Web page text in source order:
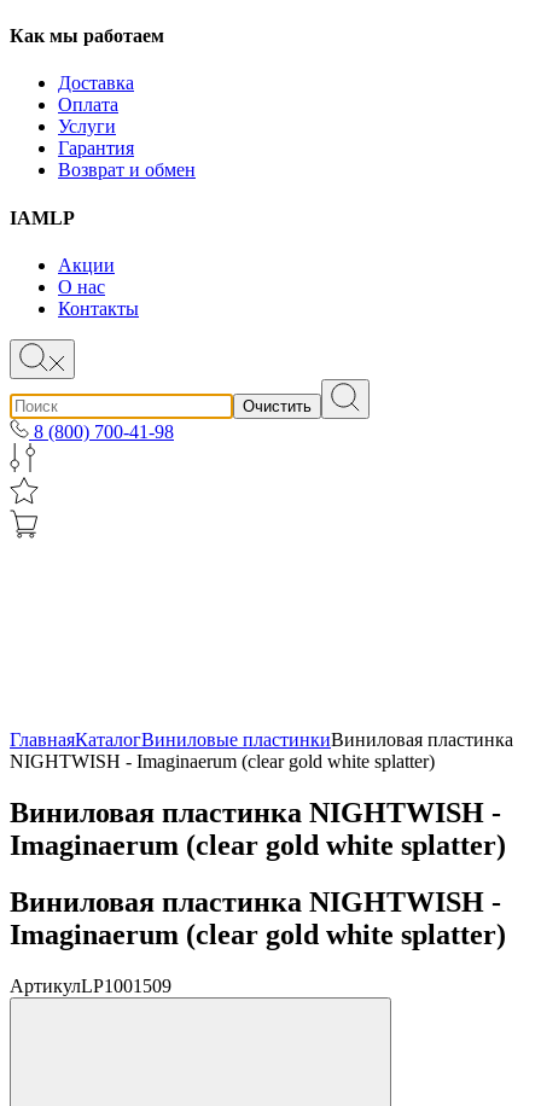
Как мы работаем
Доставка
Оплата
Услуги
Гарантия
Возврат и обмен
IAMLP
Акции
О нас
Контакты
Очистить
8 (800) 700-41-98
ГлавнаяКаталогВиниловые пластинкиВиниловая пластинка
NIGHTWISH - Imaginaerum (clear gold white splatter)
Виниловая пластинка NIGHTWISH -
Imaginaerum (clear gold white splatter)
Виниловая пластинка NIGHTWISH -
Imaginaerum (clear gold white splatter)
АртикулLP1001509